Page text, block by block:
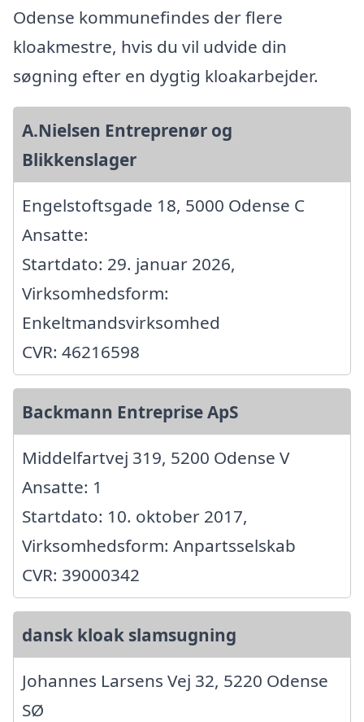
Odense kommunefindes der flere
kloakmestre, hvis du vil udvide din
søgning efter en dygtig kloakarbejder.
A.Nielsen Entreprenør og
Blikkenslager
Engelstoftsgade 18, 5000 Odense C
Ansatte:
Startdato: 29. januar 2026,
Virksomhedsform:
Enkeltmandsvirksomhed
CVR: 46216598
Backmann Entreprise ApS
Middelfartvej 319, 5200 Odense V
Ansatte: 1
Startdato: 10. oktober 2017,
Virksomhedsform: Anpartsselskab
CVR: 39000342
dansk kloak slamsugning
Johannes Larsens Vej 32, 5220 Odense
SØ